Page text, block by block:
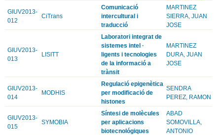
GIUV2013-
012
CiTrans
Comunicació
intercultural i
traducció
MARTINEZ
SIERRA, JUAN
JOSE
GIUV2013-
013
LISITT
Laboratori integrat de
sistemes intel ·
ligents i tecnologies
de la informació a
trànsit
MARTINEZ
DURA, JUAN
JOSE
GIUV2013-
014
MODHIS
Regulació epigenètica
per modificació de
histones
SENDRA
PEREZ, RAMON
GIUV2013-
015
SYMOBIA
Síntesi de molècules
per aplicacions
biotecnológiques
ABAD
SOMOVILLA,
ANTONIO